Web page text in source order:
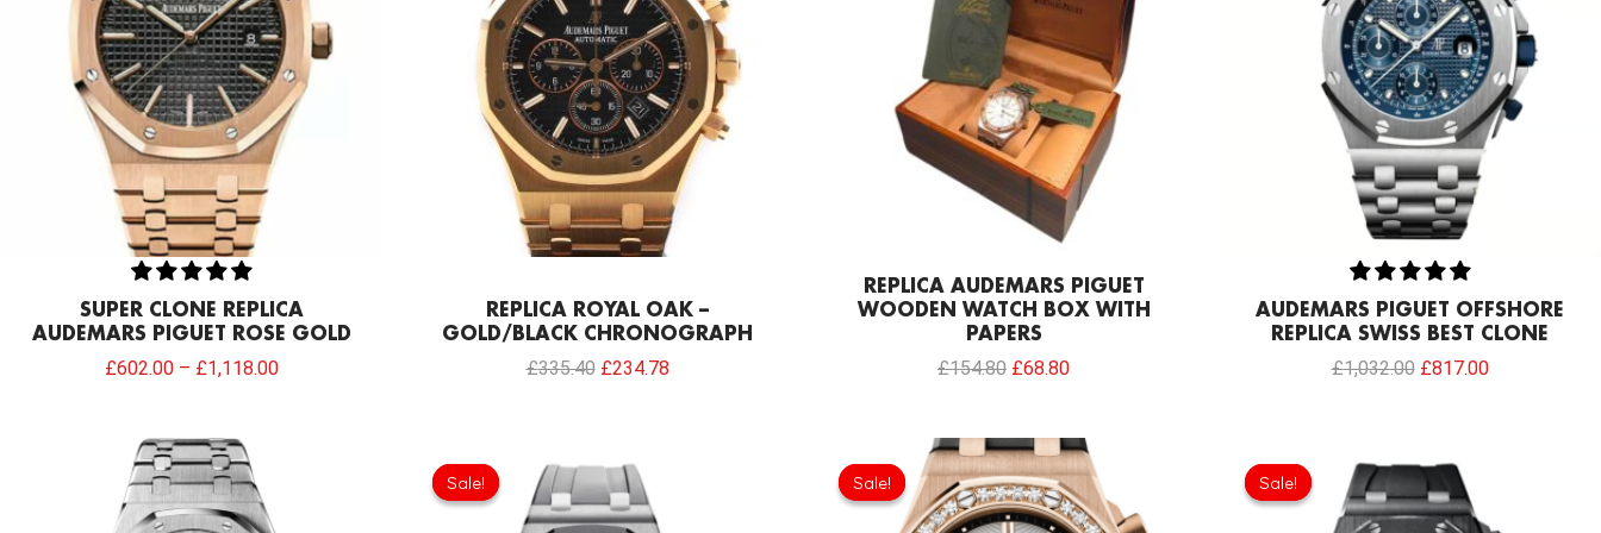
SUPER CLONE REPLICA
AUDEMARS PIGUET ROSE GOLD
£602.00– £1,118.00
REPLICA ROYAL OAK –
GOLD/BLACK CHRONOGRAPH
£335.40 £234.78
REPLICA AUDEMARS PIGUET
WOODEN WATCH BOX WITH
PAPERS
£154.80 £68.80
AUDEMARS PIGUET OFFSHORE
REPLICA SWISS BEST CLONE
£1,032.00 £817.00
Sale!
Sale! Sale!
Sale!
Original
price
was:
£1,204.00.
Current
price
is:
£843.66.
Sale!
Sale!